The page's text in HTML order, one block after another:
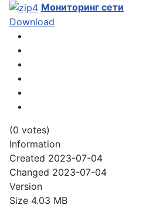
Мониторинг сети
Download
(0 votes)
Information
Created 2023-07-04
Changed 2023-07-04
Version
Size 4.03 MB